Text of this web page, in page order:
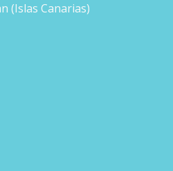
(Islas Canarias)